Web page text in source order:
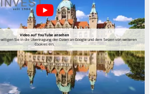
Video auf YouTube ansehen
willigen Sie in die Übertragung der Daten an Google und dem Setzen von weiteren
Cookies ein.